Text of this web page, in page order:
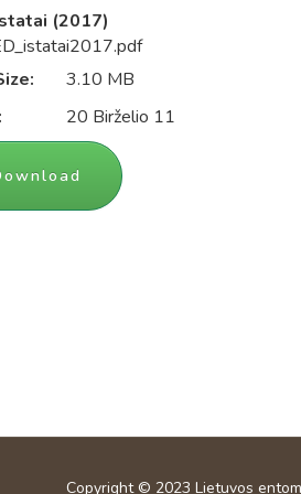
(2017)
3.10 MB
20 Birželio 11
Copyright © 2023 Lietuvos